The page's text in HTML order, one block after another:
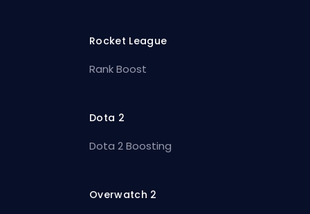
Rocket League
Rank Boost
Dota 2
Dota 2 Boosting
Overwatch 2